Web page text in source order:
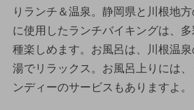
りランチ＆温泉。静岡県と川根地
に使用したランチバイキングは、
種楽しめます。お風呂は、川根温
湯でリラックス。お風呂上りには
ンディーのサービスもありますよ。